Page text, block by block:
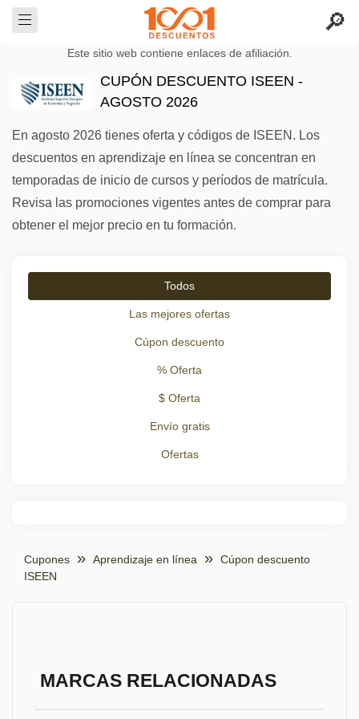
Este sitio web contiene enlaces de afiliación.
CUPÓN DESCUENTO ISEEN -
AGOSTO 2026
En agosto 2026 tienes oferta y códigos de ISEEN. Los
descuentos en aprendizaje en línea se concentran en
temporadas de inicio de cursos y períodos de matrícula.
Revisa las promociones vigentes antes de comprar para
obtener el mejor precio en tu formación.
Todos
Las mejores ofertas
Cúpon descuento
% Oferta
$ Oferta
Envío gratis
Ofertas
Cupones Aprendizaje en línea
Cúpon descuento
ISEEN
MARCAS RELACIONADAS